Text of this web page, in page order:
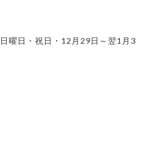
曜日・祝日・12月29日～翌1月3